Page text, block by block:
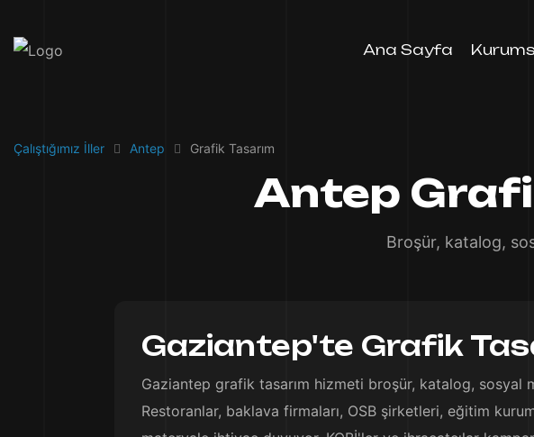
Ana Sayfa
Çalıştığımız İller Antep Grafik Tasarım
Antep
Broşür, katalog,
Gaziantep'te Grafik
Gaziantep grafik tasarım hizmeti broşür, katalog, sosyal
Restoranlar, baklava firmaları, OSB şirketleri, eğitim